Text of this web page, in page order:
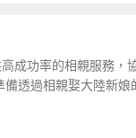
成功率的相親服務，
透過相親娶大陸新娘